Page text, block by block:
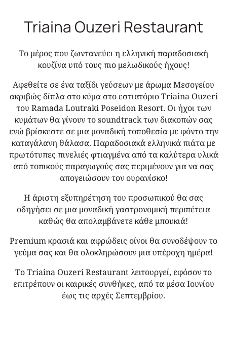
Triaina Ouzeri Restaurant
Το μέρος που ζωντανεύει η ελληνική παραδοσιακή
κουζίνα υπό τους πιο μελωδικούς ήχους!
Αφεθείτε σε ένα ταξίδι γεύσεων με άρωμα Μεσογείου
ακριβώς δίπλα στο κύμα στο εστιατόριο Triaina Ouzeri
του Ramada Loutraki Poseidon Resort. Οι ήχοι των
κυμάτων θα γίνουν το soundtrack των διακοπών σας
ενώ βρίσκεστε σε μια μοναδική τοποθεσία με φόντο την
καταγάλανη θάλασα. Παραδοσιακά ελληνικά πιάτα με
πρωτότυπες πινελιές φτιαγμένα από τα καλύτερα υλικά
από τοπικούς παραγωγούς σας περιμένουν για να σας
απογειώσουν τον ουρανίσκο!
Η άριστη εξυπηρέτηση του προσωπικού θα σας
οδηγήσει σε μια μοναδική γαστρονομική περιπέτεια
καθώς θα απολαμβάνετε κάθε μπουκιά!
Premium κρασιά και αφρώδεις οίνοι θα συνοδέψουν το
γεύμα σας και θα ολοκληρώσουν μια υπέροχη ημέρα!
Το Triaina Ouzeri Restaurant λειτουργεί, εφόσον το
επιτρέπουν οι καιρικές συνθήκες, από τα μέσα Ιουνίου
έως τις αρχές Σεπτεμβρίου.